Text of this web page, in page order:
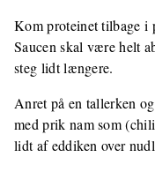
Kom proteinet tilbage i
Saucen skal være helt
steg lidt længere.
Anret på en tallerken
med prik nam som
lidt af eddiken over